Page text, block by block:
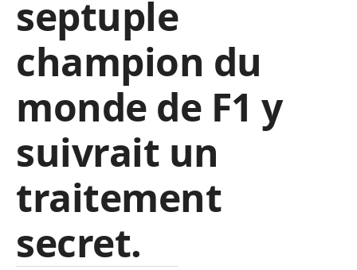
septuple
champion du
monde de F1 y
suivrait un
traitement
secret.